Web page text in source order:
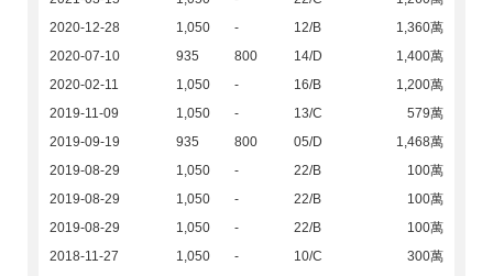
2020-12-28
1,050 - 12/B
1,360萬
2020-07-10
935 800 14/D
1,400萬
2020-02-11
1,050 - 16/B
1,200萬
2019-11-09
1,050 - 13/C
579萬
2019-09-19
935 800 05/D
1,468萬
2019-08-29
1,050 - 22/B
100萬
2019-08-29
1,050 - 22/B
100萬
2019-08-29
1,050 - 22/B
100萬
2018-11-27
1,050 - 10/C
300萬